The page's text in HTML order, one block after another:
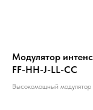
Модулятор
FF-HH-J-LL-CC
Высокомощный